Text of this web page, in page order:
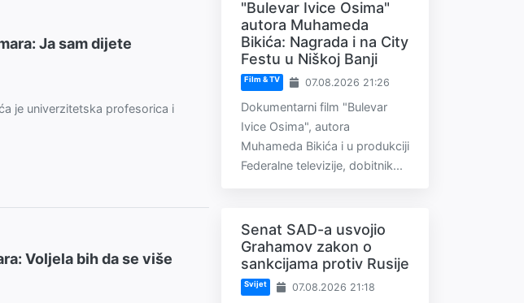
Ja sam dijete
je univerzitetska profesorica i
Voljela bih da se više
"Bulevar Ivice Osima"
autora Muhameda
Bikića: Nagrada i na City
Festu u Niškoj Banji
Film & TV 07.08.2026 21:26
Dokumentarni film "Bulevar
Ivice Osima", autora
Muhameda Bikića i u produkciji
Federalne televizije, dobitnik...
Senat SAD-a usvojio
Grahamov zakon o
sankcijama protiv Rusije
Svijet 07.08.2026 21:18